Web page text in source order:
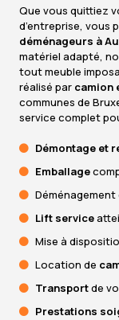
Que vous quittiez
d’entreprise, vous
déménageurs à
matériel adapté,
tout meuble
réalisé par camion
communes de
service complet
Démontage et
Emballage
Lift service
Mise à
Location de
Transportde
Prestations